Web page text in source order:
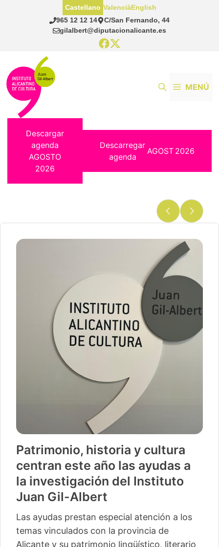
965 12 12 14
C/San Fernando, 44
gilalbert@diputacionalicante.es
Castellano ValenciàEnglish
MENÚ
Descargar
agenda
AGOSTO
2026
Descarregar
agenda
AGOST 2026
Patrimonio, historia y cultura
centran este año las ayudas a
la investigación del Instituto
Juan Gil-Albert
Las ayudas prestan especial atención a los
temas vinculados con la provincia de
Alicante y su patrimonio lingüístico, literario